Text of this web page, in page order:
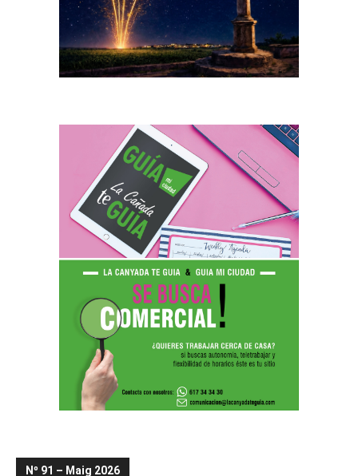
Nº 91 – Maig 2026